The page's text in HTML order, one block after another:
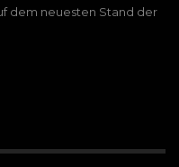
dem neuesten Stand der